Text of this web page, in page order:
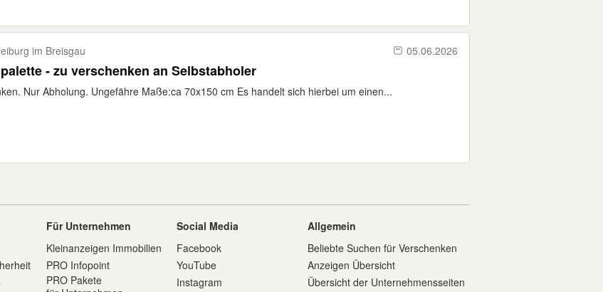
im Breisgau 05.06.2026
- zu verschenken an Selbstabholer
Nur Abholung. Ungefähre Maße:ca 70x150 cm Es handelt sich hierbei um einen...
Für Unternehmen
Kleinanzeigen Immobilien
PRO Infopoint
PRO Pakete
Social Media
Facebook
YouTube
Instagram
Allgemein
Beliebte Suchen für Verschenken
Anzeigen Übersicht
Übersicht der Unternehmensseiten